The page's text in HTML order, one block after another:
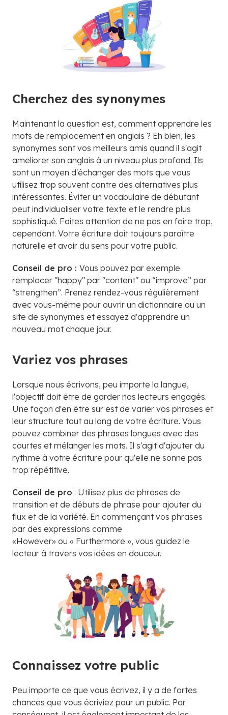
Cherchez des synonymes
Maintenant la question est, comment apprendre les
mots de remplacement en anglais ? Eh bien, les
synonymes sont vos meilleurs amis quand il s'agit
ameliorer son anglais à un niveau plus profond. Ils
sont un moyen d'échanger des mots que vous
utilisez trop souvent contre des alternatives plus
intéressantes. Éviter un vocabulaire de débutant
peut individualiser votre texte et le rendre plus
sophistiqué. Faites attention de ne pas en faire trop,
cependant. Votre écriture doit toujours paraître
naturelle et avoir du sens pour votre public.
Conseil de pro : Vous pouvez par exemple
remplacer "happy" par "content" ou “improve” par
“strengthen”. Prenez rendez-vous régulièrement
avec vous-même pour ouvrir un dictionnaire ou un
site de synonymes et essayez d'apprendre un
nouveau mot chaque jour.
Variez vos phrases
Lorsque nous écrivons, peu importe la langue,
l'objectif doit être de garder nos lecteurs engagés.
Une façon d'en être sûr est de varier vos phrases et
leur structure tout au long de votre écriture. Vous
pouvez combiner des phrases longues avec des
courtes et mélanger les mots. Il s'agit d'ajouter du
rythme à votre écriture pour qu'elle ne sonne pas
trop répétitive.
Conseil de pro : Utilisez plus de phrases de
transition et de débuts de phrase pour ajouter du
flux et de la variété. En commençant vos phrases
par des expressions comme
«However» ou « Furthermore », vous guidez le
lecteur à travers vos idées en douceur.
Connaissez votre public
Peu importe ce que vous écrivez, il y a de fortes
chances que vous écriviez pour un public. Par